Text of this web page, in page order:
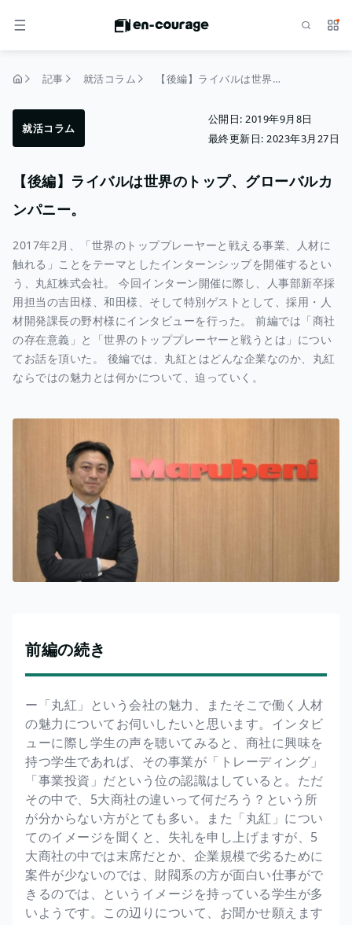
メニュー サ
記事 就活コラム 【後編】ライバルは世界のトップ、グローバルカンパニー。
就活コラム
公開日: 2019年9月8日
最終更新日: 2023年3月27日
【後編】ライバルは世界のトップ、グローバルカ
ンパニー。
2017年2月、「世界のトッププレーヤーと戦える事業、人材に
触れる」ことをテーマとしたインターンシップを開催するとい
う、丸紅株式会社。 今回インターン開催に際し、人事部新卒採
用担当の吉田様、和田様、そして特別ゲストとして、採用・人
材開発課長の野村様にインタビューを行った。 前編では「商社
の存在意義」と「世界のトッププレーヤーと戦うとは」につい
てお話を頂いた。 後編では、丸紅とはどんな企業なのか、丸紅
ならではの魅力とは何かについて、迫っていく。
前編の続き
ー「丸紅」という会社の魅力、またそこで働く人材
の魅力についてお伺いしたいと思います。インタビ
ューに際し学生の声を聴いてみると、商社に興味を
持つ学生であれば、その事業が「トレーディング」
「事業投資」だという位の認識はしていると。ただ
その中で、5大商社の違いって何だろう？という所
が分からない方がとても多い。また「丸紅」につい
てのイメージを聞くと、失礼を申し上げますが、5
大商社の中では末席だとか、企業規模で劣るために
案件が少ないのでは、財閥系の方が面白い仕事がで
きるのでは、というイメージを持っている学生が多
いようです。この辺りについて、お聞かせ願えます